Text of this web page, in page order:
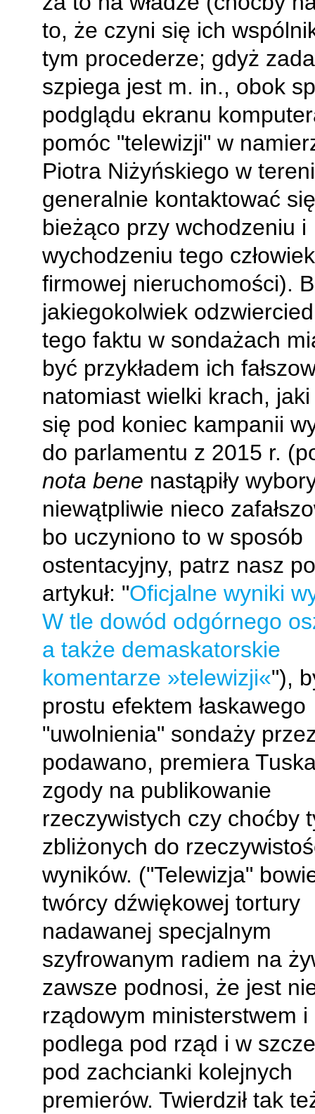
to, że czyni się ich
tym procederze; gdyż
szpiega jest m. in., obok
podglądu ekranu
pomóc "telewizji" w
Piotra Niżyńskiego w
generalnie kontaktować
bieżąco przy wchodzeniu i
wychodzeniu tego
firmowej nieruchomości).
jakiegokolwiek
tego faktu w sondażach
być przykładem ich
natomiast wielki krach, jaki
się pod koniec kampanii
do parlamentu z 2015 r.
nota bene nastąpiły
niewątpliwie nieco
bo uczyniono to w sposób
ostentacyjny, patrz nasz
artykuł: "Oficjalne wyniki
W tle dowód odgórnego
a także demaskatorskie
komentarze »telewizji«"),
prostu efektem łaskawego
"uwolnienia" sondaży
podawano, premiera
zgody na publikowanie
rzeczywistych czy choćby
zbliżonych do
wyników. ("Telewizja"
twórcy dźwiękowej tortury
nadawanej specjalnym
szyfrowanym radiem na
zawsze podnosi, że jest
rządowym ministerstwem i
podlega pod rząd i w
pod zachcianki kolejnych
premierów. Twierdził tak